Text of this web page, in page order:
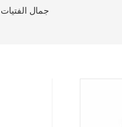
جمال الفتيات